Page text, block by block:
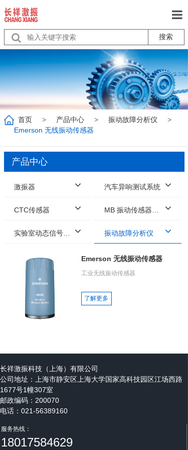
关于
产
服务
搜索
首页 > 产品中心 > 振动故障分析仪
>
Emerson 无线振动传感器
产品中心
激振器 汽车异响测试系统
CTC传感器
实验室动态信号采集分析系统 振动故障分析仪
Emerson 无线振动传感器
工业无线振动传感器
了解更多
服务热线：
18017584629
长祥激振科技（上海）有限公司
公司地址： 上海市静安区上海大学国家高科技园区江场西路
1677号1幢307室
邮政编码：200070
电话：021-56389160